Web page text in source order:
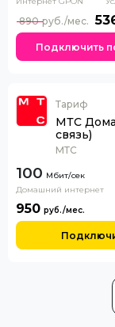
890
Подключить
Тариф
МТС
связь)
МТС
100
Домашний интернет
950